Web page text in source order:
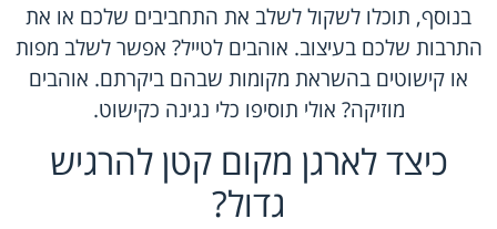
בנוסף, תוכלו לשקול לשלב את התחביבים שלכם או את
התרבות שלכם בעיצוב. אוהבים לטייל? אפשר לשלב מפות
או קישוטים בהשראת מקומות שבהם ביקרתם. אוהבים
מוזיקה? אולי תוסיפו כלי נגינה כקישוט.
כיצד לארגן מקום קטן להרגיש
גדול?